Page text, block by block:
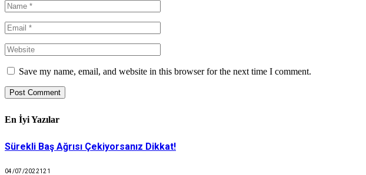
Save my name, email, and website in this browser for the next time I comment.
En İyi Yazılar
Sürekli Baş Ağrısı Çekiyorsanız Dikkat!
04/07/2022121